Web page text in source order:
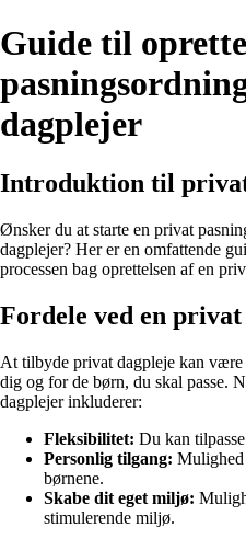
Guide til
dagplejer
Introduktion til
Ønsker du at starte en privat
dagplejer? Her er en omfattende
processen bag oprettelsen af en
Fordele ved en
At tilbyde privat dagpleje kan være
dig og for de børn, du skal passe.
dagplejer inkluderer:
Fleksibilitet: Du kan
Personlig tilgang: Mulighed
børnene.
Skabe dit eget miljø:
stimulerende miljø.